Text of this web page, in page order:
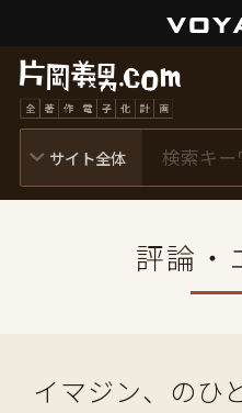
評論・
イマジン、のひ